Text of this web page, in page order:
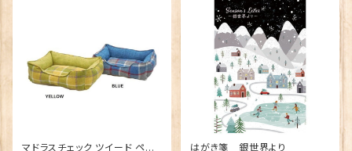
マドラスチェック ツイード ペット
はがき箋 銀世界より